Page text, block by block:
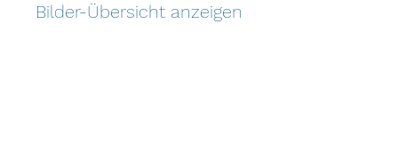
Bilder-Übersicht anzeigen